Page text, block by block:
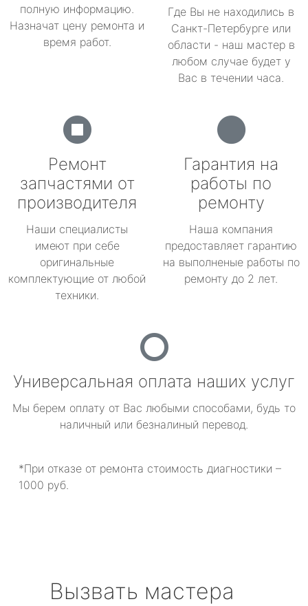
полную информацию.
Назначат цену ремонта и
время работ.
Где Вы не находились в
Санкт-Петербурге или
области - наш мастер в
любом случае будет у
Вас в течении часа.
Ремонт
запчастями от
производителя
Наши специалисты
имеют при себе
оригинальные
комплектующие от любой
техники.
Гарантия на
работы по
ремонту
Наша компания
предоставляет гарантию
на выполненые работы по
ремонту до 2 лет.
Универсальная оплата наших услуг
Мы берем оплату от Вас любыми способами, будь то
наличный или безналиный перевод.
*При отказе от ремонта стоимость диагностики –
1000 руб.
Вызвать мастера